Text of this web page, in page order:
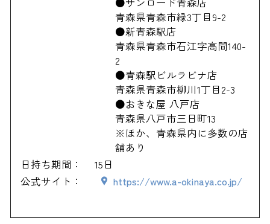
青森県青森市緑3丁目9-2
●新青森駅店
青森県青森市石江字高間140-
2
●青森駅ビルラビナ店
青森県青森市柳川1丁目2-3
●おきな屋 八戸店
青森県八戸市三日町13
※ほか、青森県内に多数の店
舗あり
日持ち期間：
15日
公式サイト：
https://www.a-okinaya.co.jp/